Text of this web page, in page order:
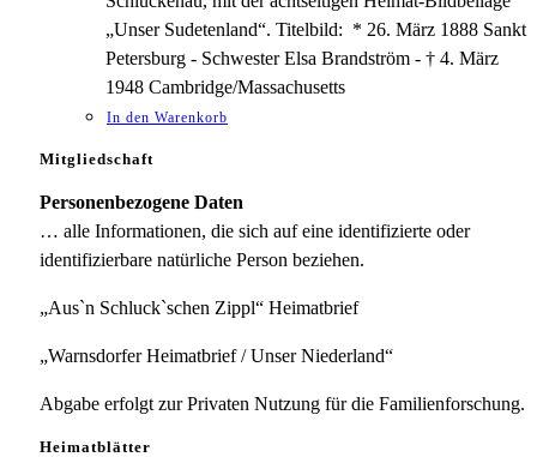
„Unser Sudetenland“. Titelbild: * 26. März 1888 Sankt
Petersburg - Schwester Elsa Brandström - † 4. März
1948 Cambridge/Massachusetts
In den Warenkorb
Mitgliedschaft
Personenbezogene Daten
… alle Informationen, die sich auf eine identifizierte oder
identifizierbare natürliche Person beziehen.
„Aus`n Schluck`schen Zippl“ Heimatbrief
„Warnsdorfer Heimatbrief / Unser Niederland“
Abgabe erfolgt zur Privaten Nutzung für die Familienforschung.
Heimatblätter